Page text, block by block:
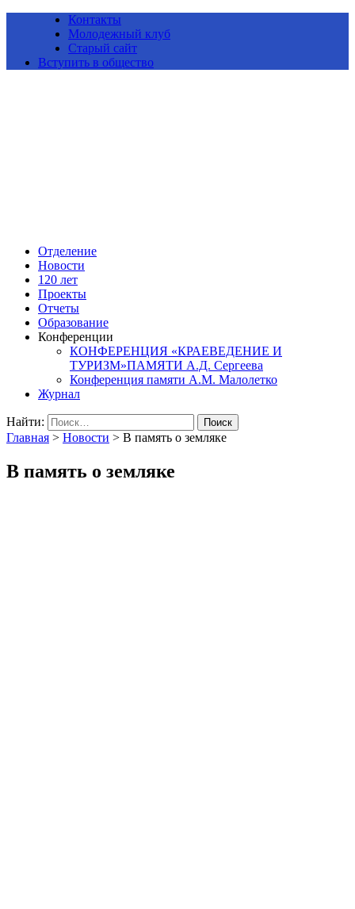
Контакты
Молодежный клуб
Старый сайт
Вступить в общество
Отделение
Новости
120 лет
Проекты
Отчеты
Образование
Конференции
КОНФЕРЕНЦИЯ «КРАЕВЕДЕНИЕ И
ТУРИЗМ»ПАМЯТИ А.Д. Сергеева
Конференция памяти А.М. Малолетко
Журнал
Найти:
Главная > Новости > В память о земляке
В память о земляке